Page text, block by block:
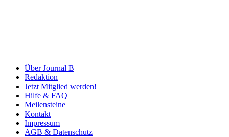
Über Journal B
Redaktion
Jetzt Mitglied werden!
Hilfe & FAQ
Meilensteine
Kontakt
Impressum
AGB & Datenschutz